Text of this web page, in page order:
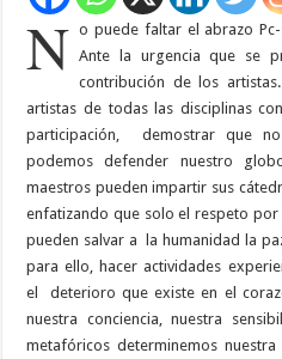
N o puede faltar el abrazo
Ante la urgencia que se
contribución de los artistas.
artistas de todas las disciplinas
participación,
demostrar que
podemos defender nuestro
maestros pueden impartir sus
enfatizando que solo el respeto
pueden salvar a
la humanidad la
para ello, hacer actividades
el
deterioro que existe en el
nuestra conciencia, nuestra
metafóricos determinemos nuestra